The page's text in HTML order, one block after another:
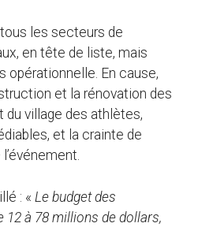
tous les secteurs de
en tête de liste, mais
opérationnelle. En cause,
et la rénovation des
village des athlètes,
et la crainte de
: « Le budget des
12 à 78 millions de dollars,